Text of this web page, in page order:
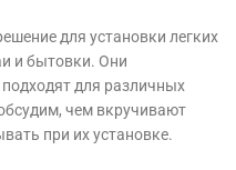
для установки легких
и бытовки. Они
для различных
чем вкручивают
при их установке.